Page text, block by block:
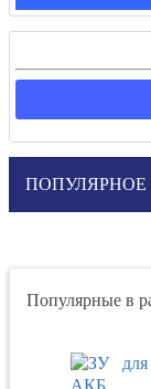
ПОПУЛЯРНОЕ
Популярные в